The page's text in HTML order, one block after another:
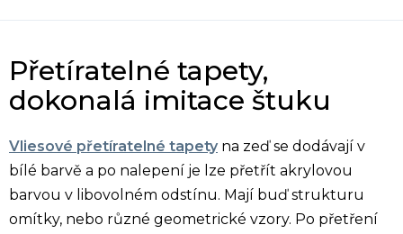
Přetíratelné tapety,
dokonalá imitace štuku
Vliesové přetíratelné tapety na zeď se dodávají v
bílé barvě a po nalepení je lze přetřít akrylovou
barvou v libovolném odstínu. Mají buď strukturu
omítky, nebo různé geometrické vzory. Po přetření